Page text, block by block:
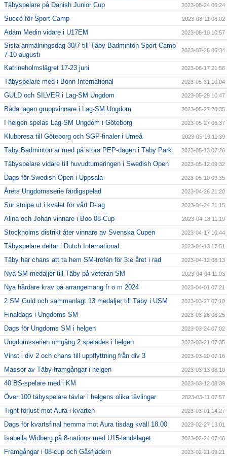
Täbyspelare på Danish Junior Cup 2023-08-24 06:24
Succé för Sport Camp 2023-08-11 08:02
Adam Medin vidare i U17EM 2023-08-10 10:57
Sista anmälningsdag 30/7 till Täby Badminton Sport Camp
7-10 augusti
2023-07-26 06:34
Katrineholmslägret 17-23 juni 2023-06-17 21:56
Täbyspelare med i Bonn International 2023-05-31 10:04
GULD och SILVER i Lag-SM Ungdom 2023-05-29 10:47
Båda lagen gruppvinnare i Lag-SM Ungdom 2023-05-27 20:35
I helgen spelas Lag-SM Ungdom i Göteborg 2023-05-27 06:37
Klubbresa till Göteborg och SGP-finaler i Umeå 2023-05-19 11:39
Täby Badminton är med på stora PEP-dagen i Täby Park 2023-05-13 07:26
Täbyspelare vidare till huvudturneringen i Swedish Open 2023-05-12 09:32
Dags för Swedish Open i Uppsala 2023-05-10 09:35
Årets Ungdomsserie färdigspelad 2023-04-26 21:20
Sur stolpe ut i kvalet för vårt D-lag 2023-04-24 21:15
Alina och Johan vinnare i Boo 08-Cup 2023-04-18 11:19
Stockholms distrikt åter vinnare av Svenska Cupen 2023-04-17 10:44
Täbyspelare deltar i Dutch International 2023-04-13 17:51
Täby har chans att ta hem SM-trofén för 3:e året i rad 2023-04-12 08:13
Nya SM-medaljer till Täby på veteran-SM 2023-04-04 11:03
Nya hårdare krav på arrangemang fr o m 2024 2023-04-01 07:21
2 SM Guld och sammanlagt 13 medaljer till Täby i USM 2023-03-27 07:10
Finaldags i Ungdoms SM 2023-03-26 08:25
Dags för Ungdoms SM i helgen 2023-03-24 07:02
Ungdomsserien omgång 2 spelades i helgen 2023-03-21 07:35
Vinst i div 2 och chans till uppflyttning från div 3 2023-03-20 07:16
Massor av Täby-framgångar i helgen 2023-03-13 08:10
40 BS-spelare med i KM 2023-03-12 08:39
Över 100 täbyspelare tävlar i helgens olika tävlingar 2023-03-11 07:57
Tight förlust mot Aura i kvarten 2023-03-01 14:27
Dags för kvartsfinal hemma mot Aura tisdag kväll 18.00 2023-02-27 13:01
Isabella Widberg på 8-nations med U15-landslaget 2023-02-24 07:46
Framgångar i 08-cup och Gåsfjädern 2023-02-21 09:21